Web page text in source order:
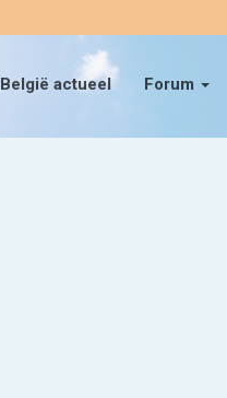
België actueel Forum